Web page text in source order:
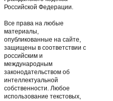
Российской Федерации.
Все права на любые
материалы,
опубликованные на сайте,
защищены в соответствии с
российским и
международным
законодательством об
интеллектуальной
собственности. Любое
использование текстовых,